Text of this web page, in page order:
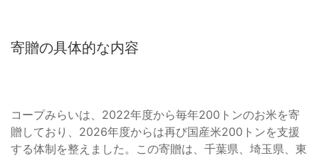
寄贈の具体的な内容
コープみらいは、2022年度から毎年200トンのお米を寄
贈しており、2026年度からは再び国産米200トンを支援
する体制を整えました。この寄贈は、千葉県、埼玉県、東